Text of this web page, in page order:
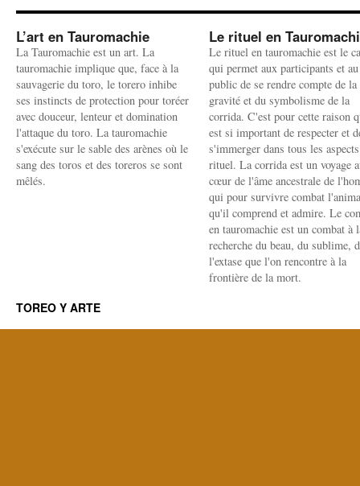
L’art en Tauromachie
La Tauromachie est un art. La
tauromachie implique que, face à la
sauvagerie du toro, le torero inhibe
ses instincts de protection pour toréer
avec douceur, lenteur et domination
l'attaque du toro. La tauromachie
s'exécute sur le sable des arènes où le
sang des toros et des toreros se sont
mêlés.
Le rituel en
Le rituel en tauromachie est le
qui permet aux participants et au
public de se rendre compte de la
gravité et du symbolisme de la
corrida. C'est pour cette raison
est si important de respecter et
s'immerger dans tous les
rituel. La corrida est un voyage
cœur de l'âme ancestrale de
qui pour survivre combat
qu'il comprend et admire. Le
en tauromachie est un combat à
recherche du beau, du sublime,
l'extase que l'on rencontre à la
frontière de la mort.
TOREO Y ARTE